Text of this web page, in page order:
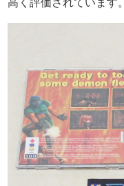
高く評価されています。